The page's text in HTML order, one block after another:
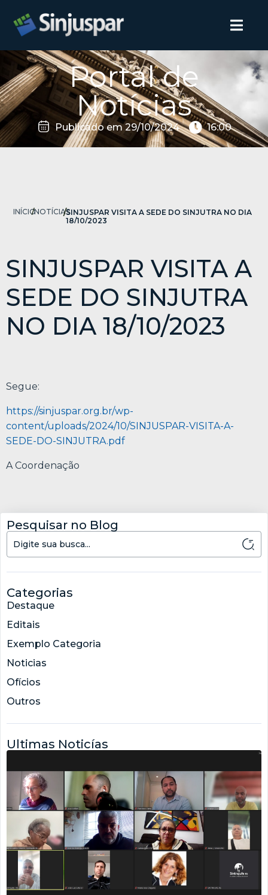
Portal de
Notícias
Publicado em29/10/2024 16:00
INÍCIO
/NOTÍCIAS
/SINJUSPAR VISITA A SEDE DO SINJUTRA NO DIA
18/10/2023
SINJUSPAR VISITA A
SEDE DO SINJUTRA
NO DIA 18/10/2023
Segue:
https://sinjuspar.org.br/wp-
content/uploads/2024/10/SINJUSPAR-VISITA-A-
SEDE-DO-SINJUTRA.pdf
A Coordenação
Pesquisar no Blog
Categorias
Destaque
Editais
Exemplo Categoria
Noticias
Ofícios
Outros
Ultimas Noticías